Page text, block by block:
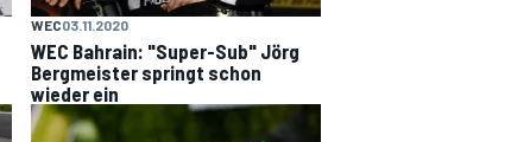
WEC03.11.2020
WEC Bahrain: "Super-Sub" Jörg
Bergmeister springt schon
wieder ein